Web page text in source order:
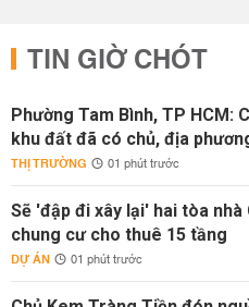
TIN GIỜ CHÓT
Phường Tam Bình, TP HCM:
khu đất đã có chủ, địa
THỊ TRƯỜNG 01 phút trước
Sẽ 'đập đi xây lại' hai tòa nhà
chung cư cho thuê 15 tầng
DỰ ÁN 01 phút trước